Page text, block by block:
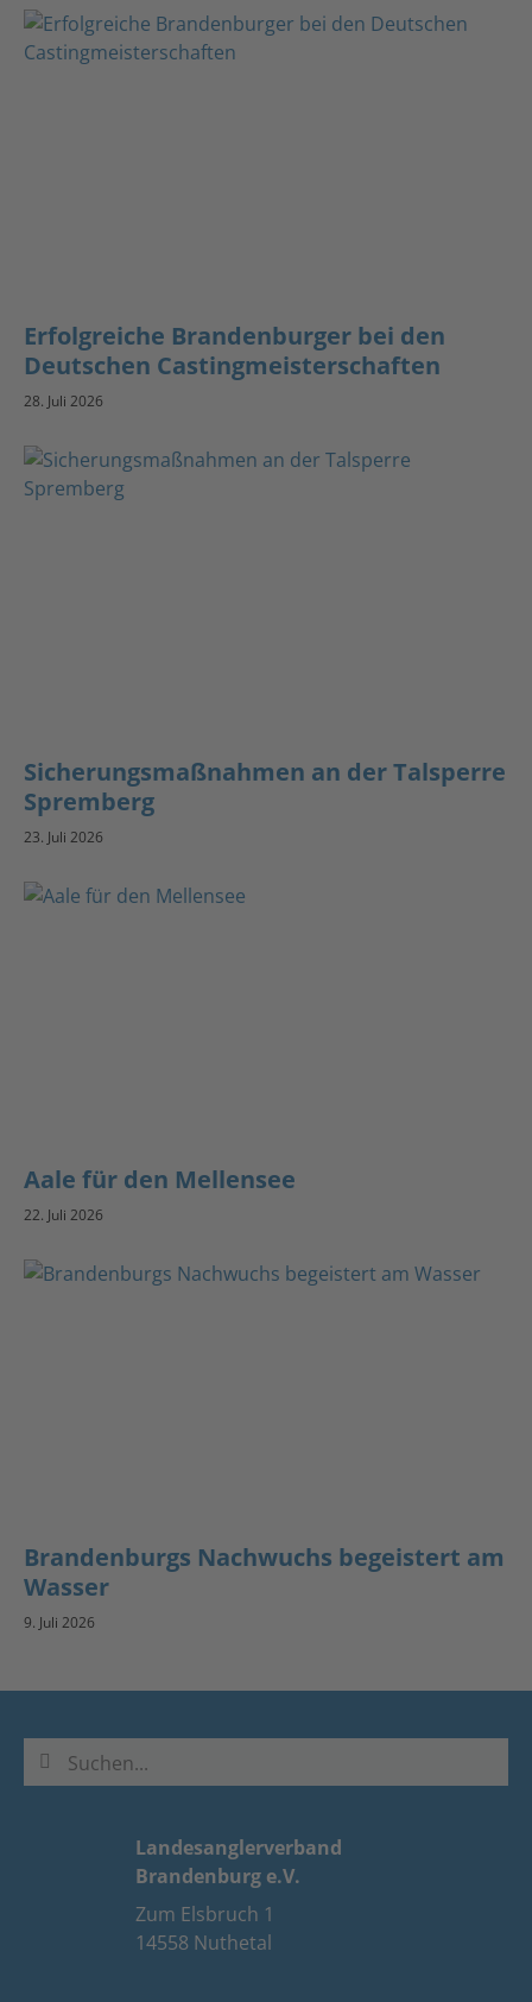
Erfolgreiche Brandenburger bei den
Deutschen Castingmeisterschaften
28. Juli 2026
Sicherungsmaßnahmen an der Talsperre
Spremberg
23. Juli 2026
Aale für den Mellensee
22. Juli 2026
Brandenburgs Nachwuchs begeistert am
Wasser
9. Juli 2026
Landesanglerverband
Brandenburg e.V.
Zum Elsbruch 1
14558 Nuthetal